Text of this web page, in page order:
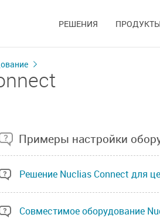
РЕШЕНИЯ ПРОДУКТЫ
Примеры настройки
Решение Nuclias Connect для
Совместимое оборудование